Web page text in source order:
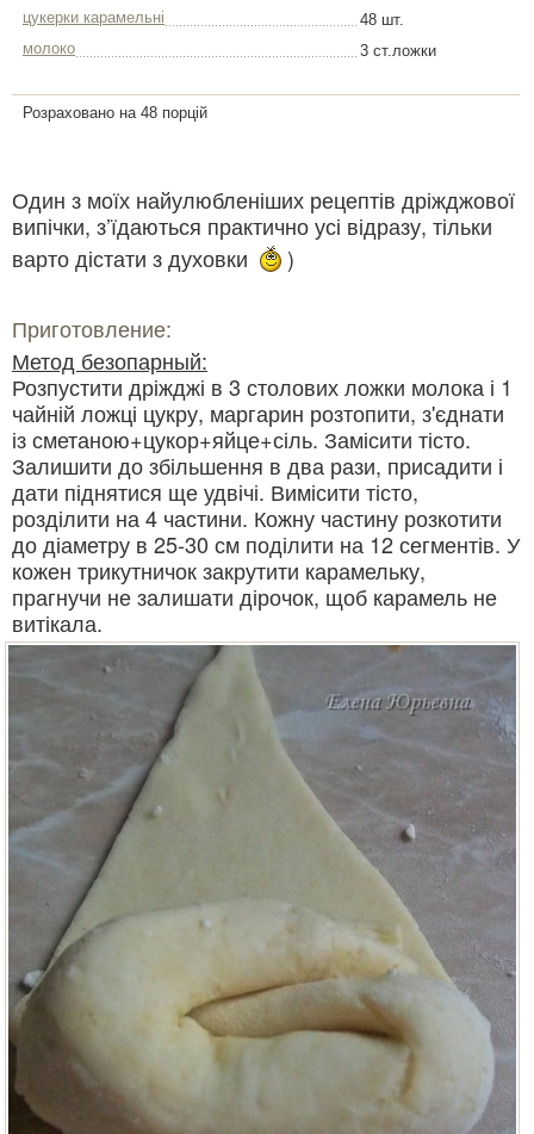
цукерки карамельні
48 шт.
молоко
3 ст.ложки
Розраховано на 48 порцій
Один з моїх найулюбленіших рецептів дріжджової
випічки, з’їдаються практично усі відразу, тільки
варто дістати з духовки
)
Приготовление:
Метод безопарный:
Розпустити дріжджі в 3 столових ложки молока і 1
чайній ложці цукру, маргарин розтопити, з'єднати
із сметаною+цукор+яйце+сіль. Замісити тісто.
Залишити до збільшення в два рази, присадити і
дати піднятися ще удвічі. Вимісити тісто,
розділити на 4 частини. Кожну частину розкотити
до діаметру в 25-30 см поділити на 12 сегментів. У
кожен трикутничок закрутити карамельку,
прагнучи не залишати дірочок, щоб карамель не
витікала.